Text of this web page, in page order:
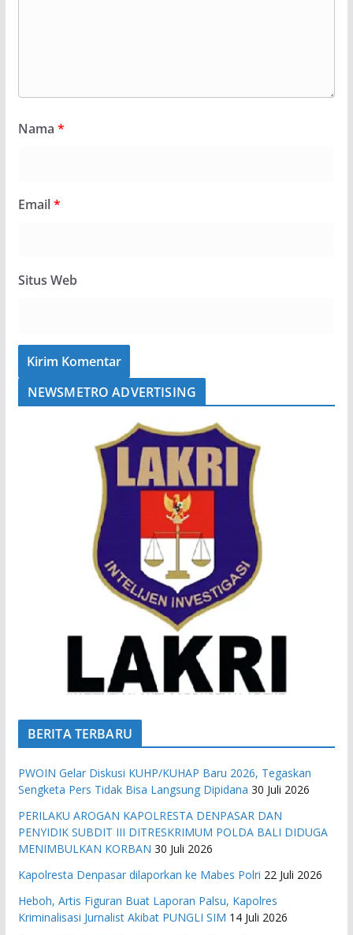
Nama *
Email*
Situs Web
NEWSMETRO ADVERTISING
BERITA TERBARU
PWOIN Gelar Diskusi KUHP/KUHAP Baru 2026, Tegaskan
Sengketa Pers Tidak Bisa Langsung Dipidana 30 Juli 2026
PERILAKU AROGAN KAPOLRESTA DENPASAR DAN
PENYIDIK SUBDIT III DITRESKRIMUM POLDA BALI DIDUGA
MENIMBULKAN KORBAN 30 Juli 2026
Kapolresta Denpasar dilaporkan ke Mabes Polri 22 Juli 2026
Heboh, Artis Figuran Buat Laporan Palsu, Kapolres
Kriminalisasi Jurnalist Akibat PUNGLI SIM 14 Juli 2026